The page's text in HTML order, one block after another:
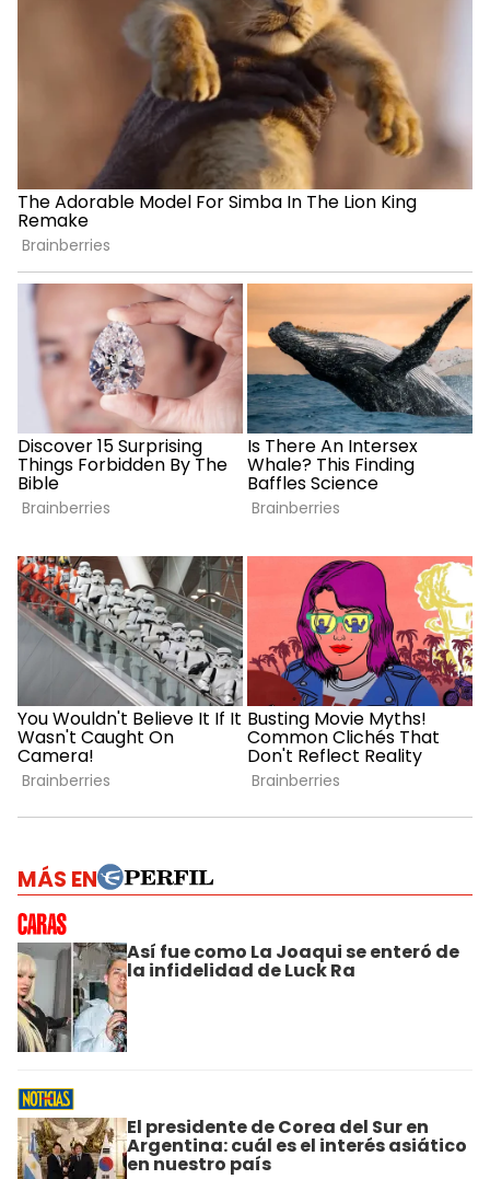
MÁS EN
Así fue como La Joaqui se enteró de
la infidelidad de Luck Ra
El presidente de Corea del Sur en
Argentina: cuál es el interés asiático
en nuestro país